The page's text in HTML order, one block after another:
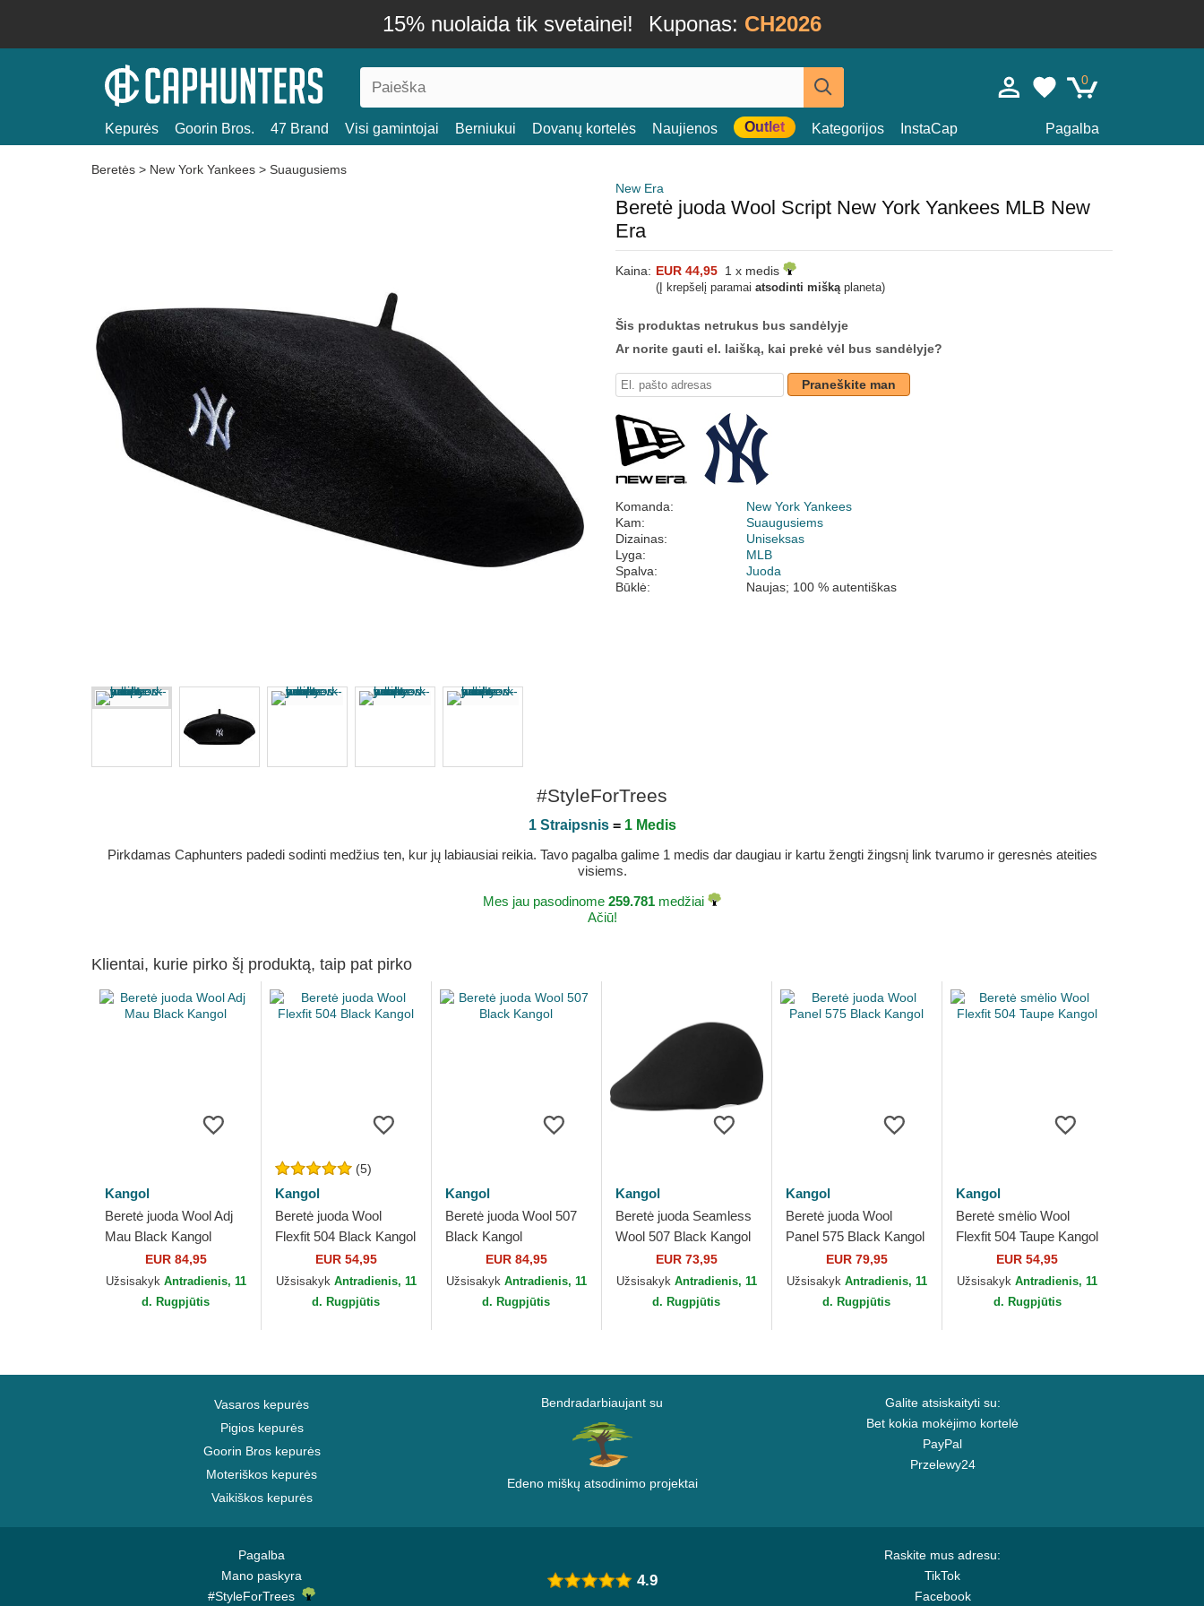
15% nuolaida tik svetainei! Kuponas: CH2026
0
Kepurės Goorin Bros. 47 Brand Visi gamintojai Berniukui Dovanų kortelės Naujienos Outlet Kategorijos InstaCap Pagalba
Beretės > New York Yankees > Suaugusiems
New Era
Beretė juoda Wool Script New York Yankees MLB New
Era
Kaina: EUR 44,95 1 x medis
(Į krepšelį paramai atsodinti miškąplaneta)
Šis produktas netrukus bus sandėlyje
Ar norite gauti el. laišką, kai prekė vėl bus sandėlyje?
Praneškite man
Komanda:
New York Yankees
Kam:
Suaugusiems
Dizainas:
Uniseksas
Lyga:
MLB
Spalva:
Juoda
Būklė:
Naujas; 100 % autentiškas
#StyleForTrees
1 Straipsnis= 1 Medis
Pirkdamas Caphunters padedi sodinti medžius ten, kur jų labiausiai reikia. Tavo pagalba galime 1 medis dar daugiau ir kartu žengti žingsnį link tvarumo ir geresnės ateities
visiems.
Mes jau pasodinome 259.781 medžiai
Ačiū!
Klientai, kurie pirko šį produktą, taip pat pirko
Kangol
Beretė juoda Wool Adj
Mau Black Kangol
EUR 84,95
Užsisakyk Antradienis, 11
d. Rugpjūtis
(5)
Kangol
Beretė juoda Wool
Flexfit 504 Black Kangol
EUR 54,95
Užsisakyk Antradienis, 11
d. Rugpjūtis
Kangol
Beretė juoda Wool 507
Black Kangol
EUR 84,95
Užsisakyk Antradienis, 11
d. Rugpjūtis
Kangol
Beretė juoda Seamless
Wool 507 Black Kangol
EUR 73,95
Užsisakyk Antradienis, 11
d. Rugpjūtis
Kangol
Beretė juoda Wool
Panel 575 Black Kangol
EUR 79,95
Užsisakyk Antradienis, 11
d. Rugpjūtis
Kangol
Beretė smėlio Wool
Flexfit 504 Taupe Kangol
EUR 54,95
UžsisakykAntradienis, 11
d. Rugpjūtis
Vasaros kepurės
Pigios kepurės
Goorin Bros kepurės
Moteriškos kepurės
Vaikiškos kepurės
Bendradarbiaujant su
Edeno miškų atsodinimo projektai
Galite atsiskaityti su:
Bet kokia mokėjimo kortelė
PayPal
Przelewy24
Pagalba
Mano paskyra
#StyleForTrees
Raskite mus adresu:
TikTok
Facebook
4.9